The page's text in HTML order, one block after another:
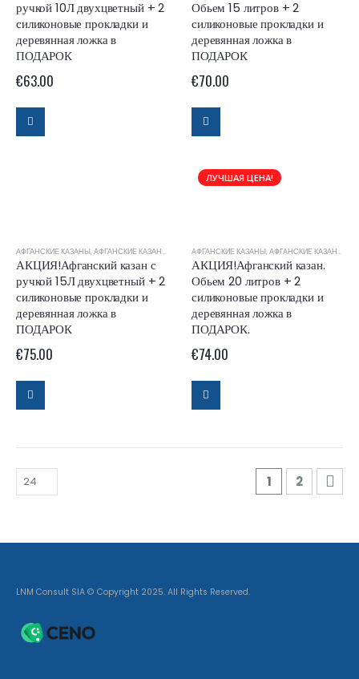
ручкой 10Л двухцветный + 2
силиконовые прокладки и
деревянная ложка в
ПОДАРОК
€63.00
Обьем 15 литров + 2
силиконовые прокладки и
деревянная ложка в
ПОДАРОК
€70.00
АФГАНСКИЕ КАЗАНЫ, АФГАНСКИЕ КАЗАНЫ RASHKO BABA
АКЦИЯ!Афганский казан с
ручкой 15Л двухцветный + 2
силиконовые прокладки и
деревянная ложка в
ПОДАРОК
€75.00
ЛУЧШАЯ ЦЕНА!
АФГАНСКИЕ КАЗАНЫ, АФГАНСКИЕ КАЗАНЫ RASHKO BABA
АКЦИЯ!Афганский казан.
Обьем 20 литров + 2
силиконовые прокладки и
деревянная ложка в
ПОДАРОК.
€74.00
1 2
LNM Consult SIA © Copyright 2025. All Rights Reserved.